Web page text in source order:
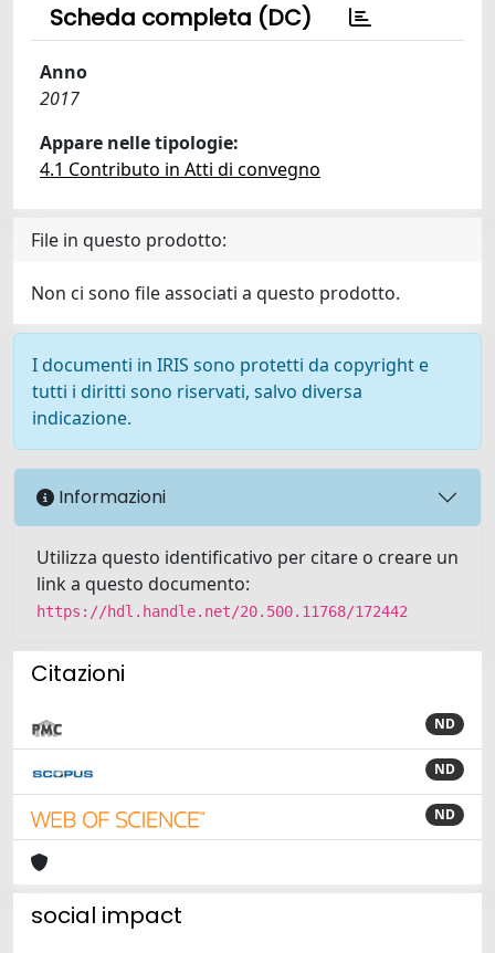
Scheda completa (DC)
Anno
2017
Appare nelle tipologie:
4.1 Contributo in Atti di convegno
File in questo prodotto:
Non ci sono file associati a questo prodotto.
I documenti in IRIS sono protetti da copyright e
tutti i diritti sono riservati, salvo diversa
indicazione.
Informazioni
Utilizza questo identificativo per citare o creare un
link a questo documento:
https://hdl.handle.net/20.500.11768/172442
Citazioni
ND
ND
ND
social impact